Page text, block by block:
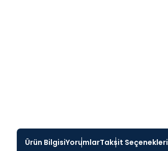
Ürün BilgisiYorumlarTaksit Seçenekleri